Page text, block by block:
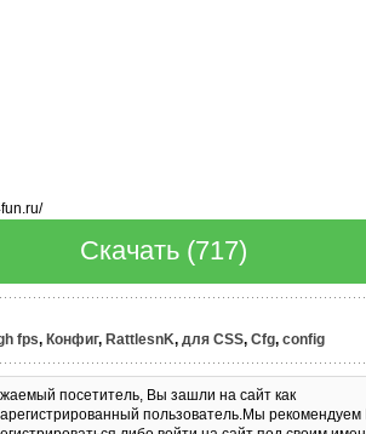
Скачать (717)
fps, Конфиг, RattlesnK, для CSS, Cfg, config
посетитель, Вы зашли на сайт как
пользователь.Мы рекомендуем